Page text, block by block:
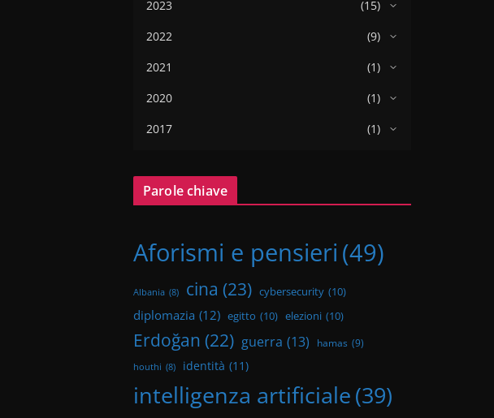
2023
(15)
2022
(9)
2021
(1)
2020
(1)
2017
(1)
Parole chiave
Aforismi e pensieri (49)
Albania (8) cina (23) cybersecurity (10)
diplomazia (12) egitto (10) elezioni (10)
Erdoğan (22) guerra (13) hamas (9)
houthi (8) identità (11)
intelligenza artificiale(39)